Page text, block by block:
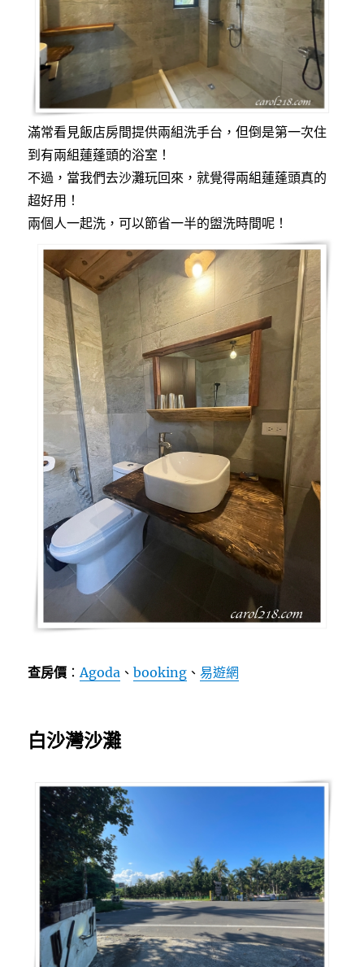
滿常看見飯店房間提供兩組洗手台，但倒是第一次住
到有兩組蓮蓬頭的浴室！
不過，當我們去沙灘玩回來，就覺得兩組蓮蓬頭真的
超好用！
兩個人一起洗，可以節省一半的盥洗時間呢！
查房價 ：Agoda 、booking 、易遊網
白沙灣沙灘